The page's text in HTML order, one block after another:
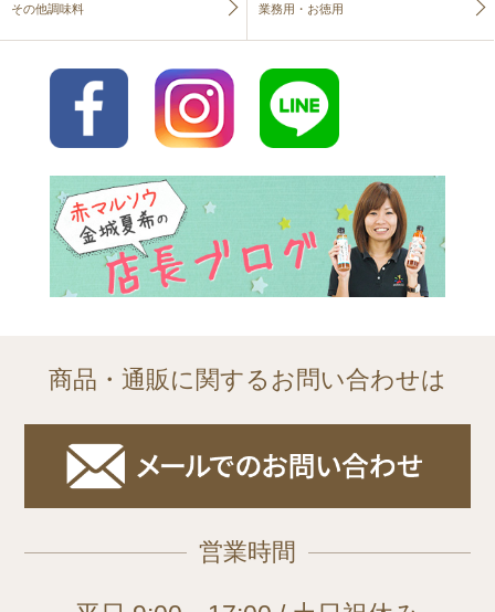
その他調味料 業務用・お徳用
商品・通販に関するお問い合わせは
営業時間